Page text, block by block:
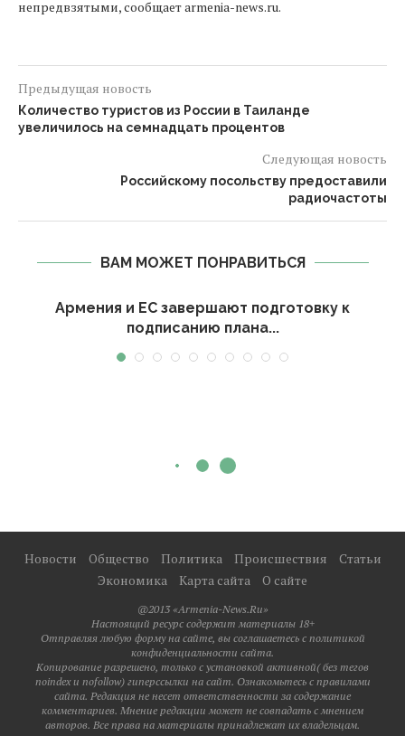
непредвзятыми, сообщает armenia-news.ru.
Предыдущая новость
Количество туристов из России в Таиланде
увеличилось на семнадцать процентов
Следующая новость
Российскому посольству предоставили
радиочастоты
ВАМ МОЖЕТ ПОНРАВИТЬСЯ
Армения и ЕС завершают подготовку к
подписанию плана...
Новости Общество Политика Происшествия
Статьи
Экономика
Карта сайта О сайте
@2013 «Armenia-News.Ru»
Настоящий ресурс содержит материалы 18+
Отправляя любую форму на сайте, вы соглашаетесь с политикой
конфиденциальности сайта.
Копирование разрешено, только с установкой активной( без тегов
noindex и nofollow) гиперссылки на сайт. Ознакомьтесь с правилами
сайта. Редакция не несет ответственности за содержание
комментариев. Мнение редакции может не совпадать с мнением
авторов. Все права на материалы принадлежат их владельцам.